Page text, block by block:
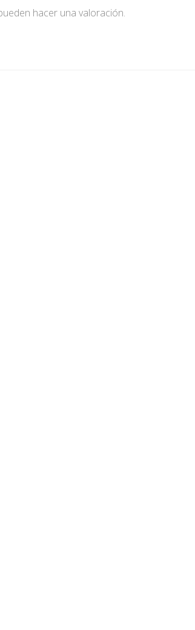
hacer una valoración.